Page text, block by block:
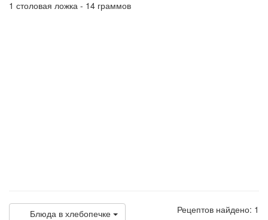
1 столовая ложка - 14 граммов
Блюда в хлебопечке Рецептов найдено: 1